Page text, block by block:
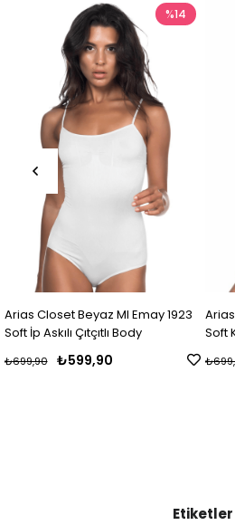
1923
Arias Closet Siyah MI Emay 1924
Soft Kalın Askıllı Çıtçıtlı Body
₺599,90
₺699,90
Etiketler